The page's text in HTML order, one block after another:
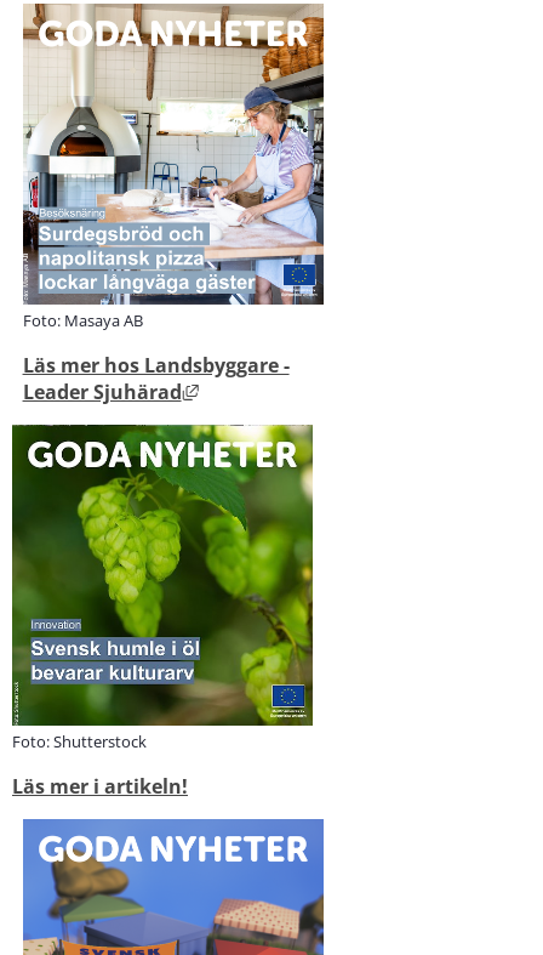
Foto: Masaya AB
Läs mer hos Landsbyggare -
Leader Sjuhärad
Länk till annan webbplats, öppnas i
Foto: Shutterstock
Läs mer i artikeln!